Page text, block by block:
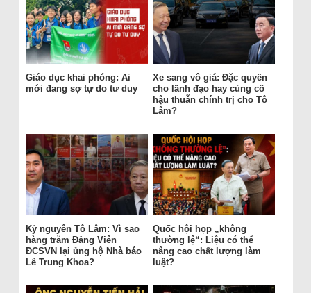
Giáo dục khai phóng: Ai
mới đang sợ tự do tư duy
Xe sang vô giá: Đặc quyền
cho lãnh đạo hay củng cố
hậu thuẫn chính trị cho Tô
Lâm?
Kỷ nguyên Tô Lâm: Vì sao
hàng trăm Đảng Viên
ĐCSVN lại ủng hộ Nhà báo
Lê Trung Khoa?
Quốc hội họp „không
thường lệ“: Liệu có thể
nâng cao chất lượng làm
luật?